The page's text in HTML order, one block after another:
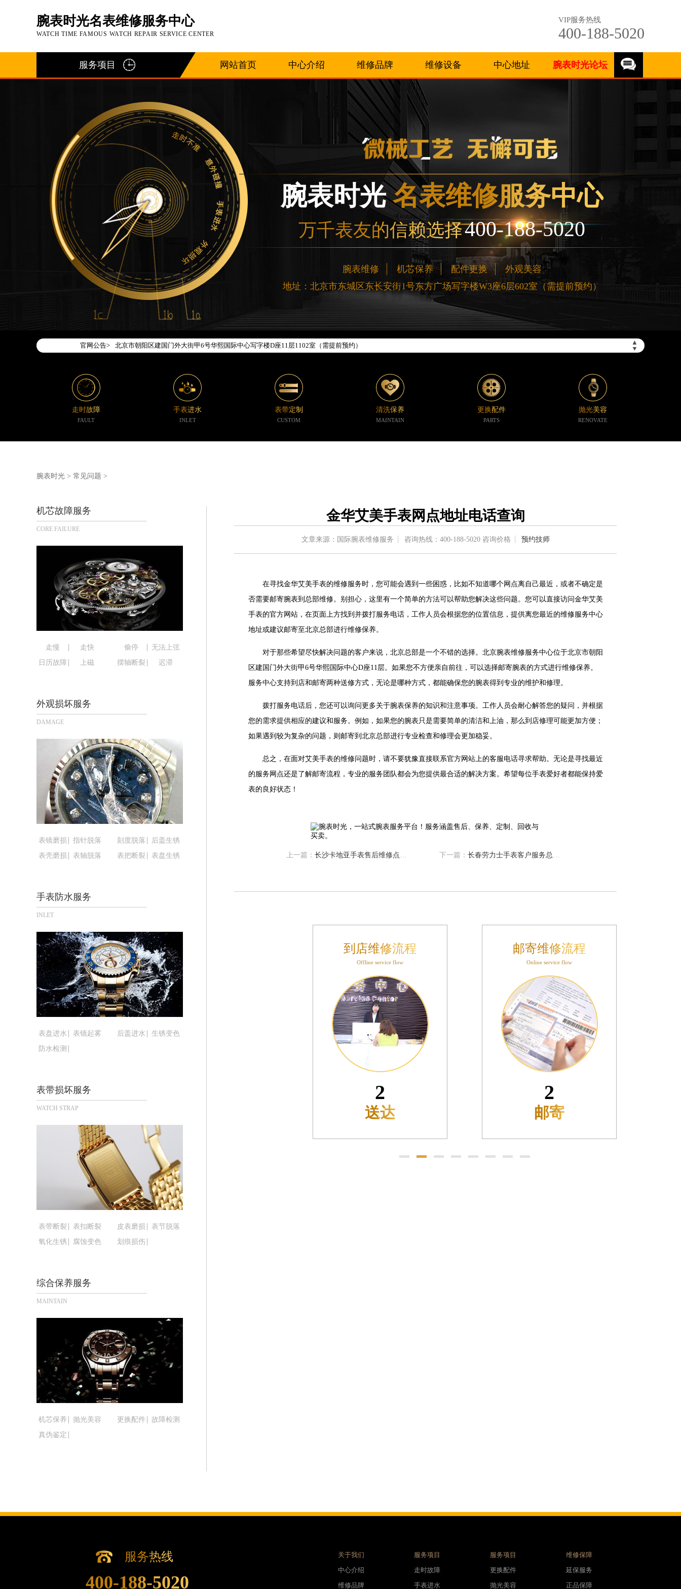
腕表时光名表维修服务中心
WATCH TIME FAMOUS WATCH REPAIR SERVICE CENTER
VIP服务热线
400-188-5020
服务项目 网站首页 中心介绍 维修品牌 维修设备 中心地址 腕表时光论坛
腕表时光 名表维修服务中心
万千表友的信赖选择400-188-5020
腕表维修 机芯保养 配件更换
外观美容
地址：北京市东城区东长安街1号东方广场写字楼W3座6层602室（需提前预约）
官网公告>
▲
▼
2026年7月腕表时光中国区售后服务网络优化升级公告
2026年7月腕表时光全国官方售后客户服务热线：400-188-5020
腕表时光官方全国统一服务热线400-188-5020，服务覆盖中国大陆、香港、澳门、台湾全部区域（非大陆需加拨“+86”）
2026年7月腕表时光售后服务中心最新网点地址：
北京市东城区东长安街1号东方广场写字楼W3座6层602室（需提前预约）
北京市朝阳区建国门外大街甲6号华熙国际中心写字楼D座11层1102室（需提前预约）
天津市和平区赤峰道136号天津国际金融中心写字楼26层2603室（需提前预约）
上海市黄浦区南京东路299号宏伊国际广场写字楼8层806室（需提前预约）
南京市秦淮区中山南路1号（新街口）南京中心写字楼22层C1-1室（需提前预约）
常州市新北区龙锦路1590号现代传媒中心写字楼5号楼10层1008室（需提前预约）
徐州市鼓楼区淮海东路29号苏宁广场IFC国际金融中心写字楼35层3508室（需提前预约）
绍兴市越城区胜利东路379号世茂天际中心写字楼8层805室（需提前预约）
南昌市红谷滩新区红谷中大道998号绿地双子塔（中央广场）A1座办公楼14层07室（需提前预约）
济南市历下区经十路11111号华润中心写字楼（万象城）15层1508室（需提前预约）
广州市天河区天河路230号万菱汇国际中心写字楼A塔7层704室（需提前预约）
广州市越秀区环市东路371-375号世界贸易中心大厦南塔写字楼15层07室（需提前预约）
深圳市罗湖区深南东路5001号华润大厦写字楼17层1701室（需提前预约）
惠州市惠城区江北文昌一路7号华贸大厦写字楼1座30层05室（需提前预约）
厦门市思明区湖滨东路95号华润大厦写字楼B座11层1104室（需提前预约）
福州市鼓楼区五四路128-1号恒力城写字楼15层03室（需提前预约）
成都市锦江区人民东路6号SAC东原中心写字楼24层2406B室（需提前预约）
重庆市江北区观音桥步行街2号融恒时代广场写字楼9层902室（需提前预约）
长沙市芙蓉区定王台街道建湘路393号世茂环球金融中心写字楼（芙蓉广场）10层13室（需提前预约）
郑州市二七区铭功路10号华润大厦写字楼29层2905室（需提前预约）
太原市迎泽区解放路15号亨得利名表服务中心（品牌授权店）3层整层（需提前预约）
沈阳市沈河区中街路83号亨得利名表服务中心（品牌授权店）1层整层（需提前预约）
乌鲁木齐市天山区红山路26号时代广场（CCMALL）C座17层17-B（需提前预约）
温州市鹿城区锦绣路1067号置信广场10层1015室（需提前预约）
哈尔滨市道里区友谊西路600号富力中心T2座写字楼29层03室（需提前预约）
大连市中山区人民路15号国际金融大厦7层G室（需提前预约）
佛山市禅城区季华五路57号万科金融中心C座12层1205室（需提前预约）
东莞市东城街道鸿福东路1号民盈国贸中心T1写字楼9层907室（需提前预约）
无锡市梁溪区人民中路139号恒隆广场写字楼1座11层1104室（需提前预约）
南通市崇川区工农路57号圆融广场写字楼16层1603室（需提前预约）
泉州市丰泽区宝洲路729号浦西万达中心写字楼A座7楼709室（需提前预约）
青岛市南区山东路6号华润大厦B座22层04室（需提前预约）
烟台市芝罘区胜利路139号万达金融中心A座907室（需提前预约）
长春市朝阳区西安大路727号中银大厦A座(旺进大厦)18层09室（需提前预约）
贵阳市南明区都司高架桥路33号亨特国际金融中心14楼14D（需提前预约）
昆明市盘龙区北京路928号同德昆明广场写字楼10层06室（需提前预约）
石家庄市长安区中山东路39号勒泰中心写字楼B座13层07室（需提前预约）
西安市碑林区南关正街88号华侨城长安国际中心E座6楼10室（需提前预约）
黑龙江省大庆市萨尔图区会战大街腕表时光售后服务中心（需提前预约）
黑龙江省鹤岗市向阳区红军路腕表时光售后服务中心（需提前预约）
黑龙江省黑河市爱辉区中央街腕表时光售后服务中心（需提前预约）
黑龙江省鸡西市鸡冠区红军路腕表时光售后服务中心（需提前预约）
黑龙江省佳木斯市向阳区长安路腕表时光售后服务中心（需提前预约）
黑龙江省牡丹江市东安区太平路腕表时光售后服务中心（需提前预约）
黑龙江省七台河市桃山区大同街腕表时光售后服务中心（需提前预约）
黑龙江省齐齐哈尔市龙沙区龙华路腕表时光售后服务中心（需提前预约）
黑龙江省双鸭山市尖山区新兴大街腕表时光售后服务中心（需提前预约）
吉林省白山市浑江区浑江大街腕表时光售后服务中心（需提前预约）
吉林省辽源市龙山区人民大街腕表时光售后服务中心（需提前预约）
吉林省梅河口市新华街道梅河大街腕表时光售后服务中心（需提前预约）
吉林省四平市铁东区紫气大路与南九经街交汇处腕表时光售后服务中心（需提前预约）
吉林省松原市宁江区五环大街腕表时光售后服务中心（需提前预约）
吉林省通化市东昌区环通乡江南大街腕表时光售后服务中心（需提前预约）
辽宁省本溪市平山区胜利路腕表时光售后服务中心（需提前预约）
辽宁省铁岭市银州区南马路腕表时光售后服务中心（需提前预约）
辽宁省营口市站前区市府路与渤海大街交叉口腕表时光售后服务中心（需提前预约）
辽宁省沈阳市沈河区中街路137号亨得利名表维修授权店1楼腕表时光售后服务中心（需提前预约）
走时故障
FAULT
手表进水
INLET
表带定制
CUSTOM
清洗保养
MAINTAIN
更换配件
PARTS
抛光美容
RENOVATE
腕表时光 > 常见问题 >
机芯故障服务
CORE FAILURE
走慢 走快 偷停
无法上弦
日历故障
上磁 摆轴断裂 迟滞
外观损坏服务
DAMAGE
表镜磨损 指针脱落 刻度脱落
后盖生锈
表壳磨损
表轴脱落 表把断裂 表盘生锈
手表防水服务
INLET
表盘进水 表镜起雾 后盖进水
生锈变色
防水检测
表带损坏服务
WATCH STRAP
表带断裂 表扣断裂 皮表磨损
表节脱落
氧化生锈
腐蚀变色 划痕损伤
综合保养服务
MAINTAIN
机芯保养 抛光美容 更换配件
故障检测
真伪鉴定
金华艾美手表网点地址电话查询
文章来源：国际腕表维修服务 咨询热线： 400-188-5020咨询价格 预约技师
在寻找金华艾美手表的维修服务时，您可能会遇到一些困惑，比如不知道哪个网点离自己最近，或者不确定是
否需要邮寄腕表到总部维修。别担心，这里有一个简单的方法可以帮助您解决这些问题。您可以直接访问金华艾美
手表的官方网站，在页面上方找到并拨打服务电话，工作人员会根据您的位置信息，提供离您最近的维修服务中心
地址或建议邮寄至北京总部进行维修保养。
对于那些希望尽快解决问题的客户来说，北京总部是一个不错的选择。北京腕表维修服务中心位于北京市朝阳
区建国门外大街甲6号华熙国际中心D座11层。如果您不方便亲自前往，可以选择邮寄腕表的方式进行维修保养。
服务中心支持到店和邮寄两种送修方式，无论是哪种方式，都能确保您的腕表得到专业的维护和修理。
拨打服务电话后，您还可以询问更多关于腕表保养的知识和注意事项。工作人员会耐心解答您的疑问，并根据
您的需求提供相应的建议和服务。例如，如果您的腕表只是需要简单的清洁和上油，那么到店修理可能更加方便；
如果遇到较为复杂的问题，则邮寄到北京总部进行专业检查和修理会更加稳妥。
总之，在面对艾美手表的维修问题时，请不要犹豫直接联系官方网站上的客服电话寻求帮助。无论是寻找最近
的服务网点还是了解邮寄流程，专业的服务团队都会为您提供最合适的解决方案。希望每位手表爱好者都能保持爱
表的良好状态！
上一篇： 长沙卡地亚手表售后维修点地址位置查询 下一篇： 长春劳力士手表客户服务总部电话中心
到店维修流程
Offline service flow
3
预检
邮寄维修流程
Online service flow
3
接收
服务热线
400-188-5020
关于我们
中心介绍
维修品牌
服务项目
走时故障
手表进水
服务项目
更换配件
抛光美容
维修保障
延保服务
正品保障